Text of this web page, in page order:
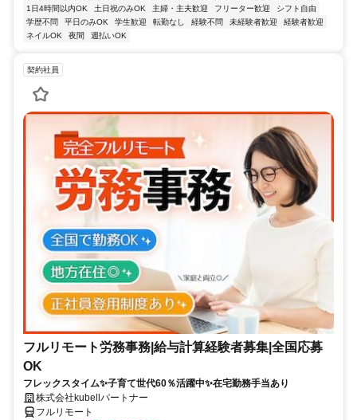
1日4時間以内OK
土日祝のみOK 主婦・主夫歓迎 フリーター歓迎
シフト自由
学歴不問
平日のみOK 学生歓迎 転勤なし 経験不問 未経験者歓迎
経験者歓迎
ネイルOK
夜間 週払いOK
契約社員
フルリモート労務事務|給与計算経験者募集|全国応募
OK
フレックスタイム✨子育て世代60％活躍中✨在宅勤務手当あり
株式会社kubellパートナー
フルリモート